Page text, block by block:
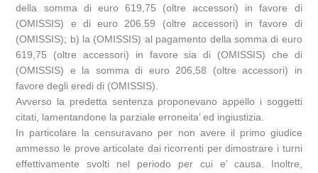
della somma di euro 619,75 (oltre accessori) in favore di
(OMISSIS) e di euro 206.59 (oltre accessori) in favore di
(OMISSIS); b) la (OMISSIS) al pagamento della somma di euro
619,75 (oltre accessori) in favore sia di (OMISSIS) che di
(OMISSIS) e la somma di euro 206,58 (oltre accessori) in
favore degli eredi di (OMISSIS).
Avverso la predetta sentenza proponevano appello i soggetti
citati, lamentandone la parziale erroneita’ ed ingiustizia.
In particolare la censuravano per non avere il primo giudice
ammesso le prove articolate dai ricorrenti per dimostrare i turni
effettivamente svolti nel periodo per cui e’ causa. Inoltre,